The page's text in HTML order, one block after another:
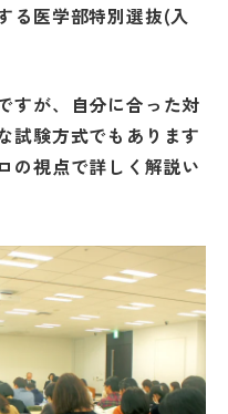
る医学部特別選抜(入
すが、自分に合った対
試験方式でもあります
の視点で詳しく解説い